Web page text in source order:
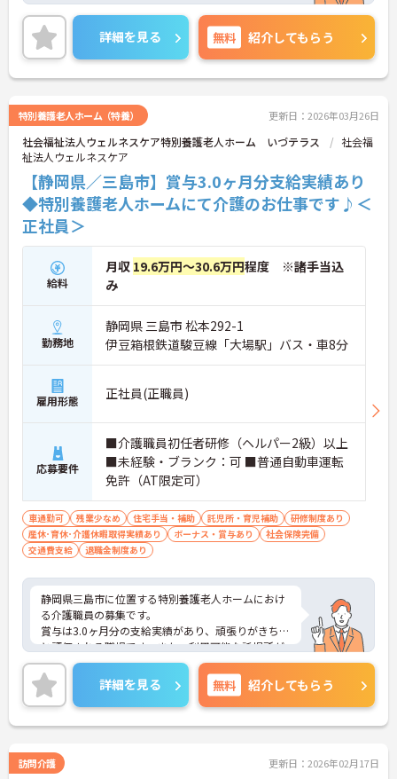
ご興味をお持ちの方には詳細の情報や面接のポイン
トをお伝えしますのでお気軽にお問い合わせくださ
いませ。
詳細を見る 無料 紹介してもらう
特別養護老人ホーム（特養） 更新日：2026年03月26日
社会福祉法人ウェルネスケア特別養護老人ホーム いづテラス
社会福
祉法人ウェルネスケア
【静岡県／三島市】賞与3.0ヶ月分支給実績あり
◆特別養護老人ホームにて介護のお仕事です♪＜
正社員＞
給料
月収 19.6万円～30.6万円程度 ※諸手当込
み
勤務地
静岡県 三島市 松本292-1
伊豆箱根鉄道駿豆線「大場駅」バス・車8分
雇用形態 正社員(正職員)
応募要件
■介護職員初任者研修（ヘルパー2級）以上
■未経験・ブランク：可 ■普通自動車運転
免許（AT限定可）
車通勤可 残業少なめ 住宅手当・補助 託児所・育児補助
研修制度あり
産休･育休･介護休暇取得実績あり
ボーナス・賞与あり
社会保険完備
交通費支給
退職金制度あり
静岡県三島市に位置する特別養護老人ホームにおけ
る介護職員の募集です。
賞与は3.0ヶ月分の支給実績があり、頑張りがきちん
と評価される職場です。また、利用可能な託児所が
あり、子育て世代の方も安心してご勤務いただけま
す。
ご興味のある方には、面接対策ポイントなど、さら
に詳細をお話しいたしますのでお気軽にご相談くだ
さい！
詳細を見る 無料 紹介してもらう
訪問介護 更新日：2026年02月17日